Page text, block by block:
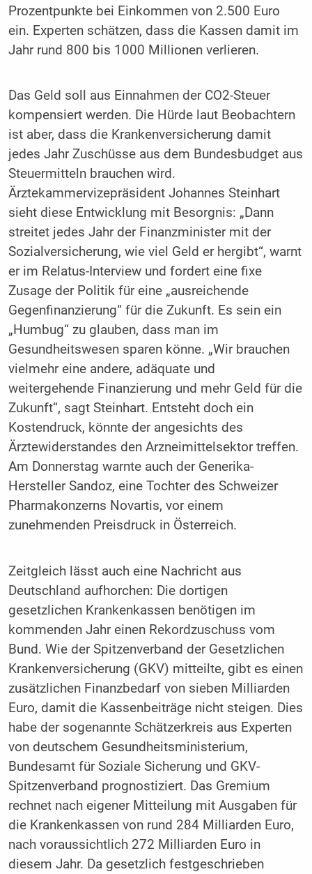
Prozentpunkte bei Einkommen von 2.500 Euro
ein. Experten schätzen, dass die Kassen damit im
Jahr rund 800 bis 1000 Millionen verlieren.
Das Geld soll aus Einnahmen der CO2-Steuer
kompensiert werden. Die Hürde laut Beobachtern
ist aber, dass die Krankenversicherung damit
jedes Jahr Zuschüsse aus dem Bundesbudget aus
Steuermitteln brauchen wird.
Ärztekammervizepräsident Johannes Steinhart
sieht diese Entwicklung mit Besorgnis: „Dann
streitet jedes Jahr der Finanzminister mit der
Sozialversicherung, wie viel Geld er hergibt“, warnt
er im Relatus-Interview und fordert eine fixe
Zusage der Politik für eine „ausreichende
Gegenfinanzierung“ für die Zukunft. Es sein ein
„Humbug“ zu glauben, dass man im
Gesundheitswesen sparen könne. „Wir brauchen
vielmehr eine andere, adäquate und
weitergehende Finanzierung und mehr Geld für die
Zukunft“, sagt Steinhart. Entsteht doch ein
Kostendruck, könnte der angesichts des
Ärztewiderstandes den Arzneimittelsektor treffen.
Am Donnerstag warnte auch der Generika-
Hersteller Sandoz, eine Tochter des Schweizer
Pharmakonzerns Novartis, vor einem
zunehmenden Preisdruck in Österreich.
Zeitgleich lässt auch eine Nachricht aus
Deutschland aufhorchen: Die dortigen
gesetzlichen Krankenkassen benötigen im
kommenden Jahr einen Rekordzuschuss vom
Bund. Wie der Spitzenverband der Gesetzlichen
Krankenversicherung (GKV) mitteilte, gibt es einen
zusätzlichen Finanzbedarf von sieben Milliarden
Euro, damit die Kassenbeiträge nicht steigen. Dies
habe der sogenannte Schätzerkreis aus Experten
von deutschem Gesundheitsministerium,
Bundesamt für Soziale Sicherung und GKV-
Spitzenverband prognostiziert. Das Gremium
rechnet nach eigener Mitteilung mit Ausgaben für
die Krankenkassen von rund 284 Milliarden Euro,
nach voraussichtlich 272 Milliarden Euro in
diesem Jahr. Da gesetzlich festgeschrieben